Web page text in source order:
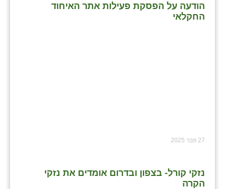
הודעה על הפסקת פעילות אתר האיחוד
החקלאי
27 פבר 2025
נזקי קורל- בצפון ובדרום אומדים את נזקי
הקרה